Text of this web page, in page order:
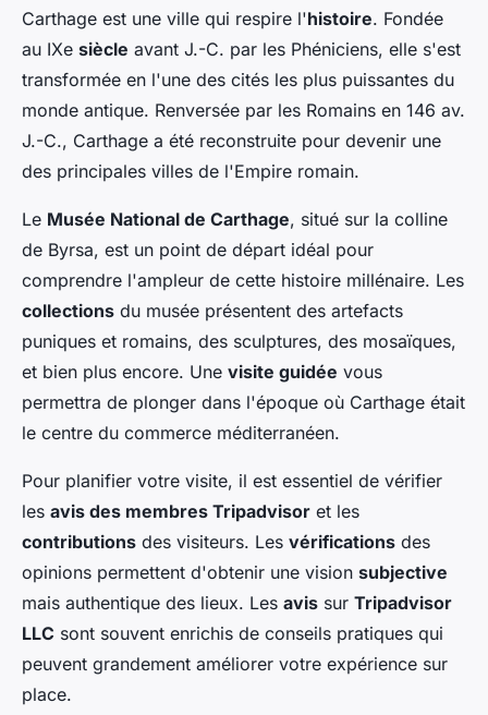
Carthage est une ville qui respire l'histoire. Fondée
au IXe siècle avant J.-C. par les Phéniciens, elle s'est
transformée en l'une des cités les plus puissantes du
monde antique. Renversée par les Romains en 146 av.
J.-C., Carthage a été reconstruite pour devenir une
des principales villes de l'Empire romain.
Le Musée National de Carthage, situé sur la colline
de Byrsa, est un point de départ idéal pour
comprendre l'ampleur de cette histoire millénaire. Les
collections du musée présentent des artefacts
puniques et romains, des sculptures, des mosaïques,
et bien plus encore. Une visite guidée vous
permettra de plonger dans l'époque où Carthage était
le centre du commerce méditerranéen.
Pour planifier votre visite, il est essentiel de vérifier
les avis des membres Tripadvisor et les
contributions des visiteurs. Les vérifications des
opinions permettent d'obtenir une vision subjective
mais authentique des lieux. Les avis sur Tripadvisor
LLC sont souvent enrichis de conseils pratiques qui
peuvent grandement améliorer votre expérience sur
place.